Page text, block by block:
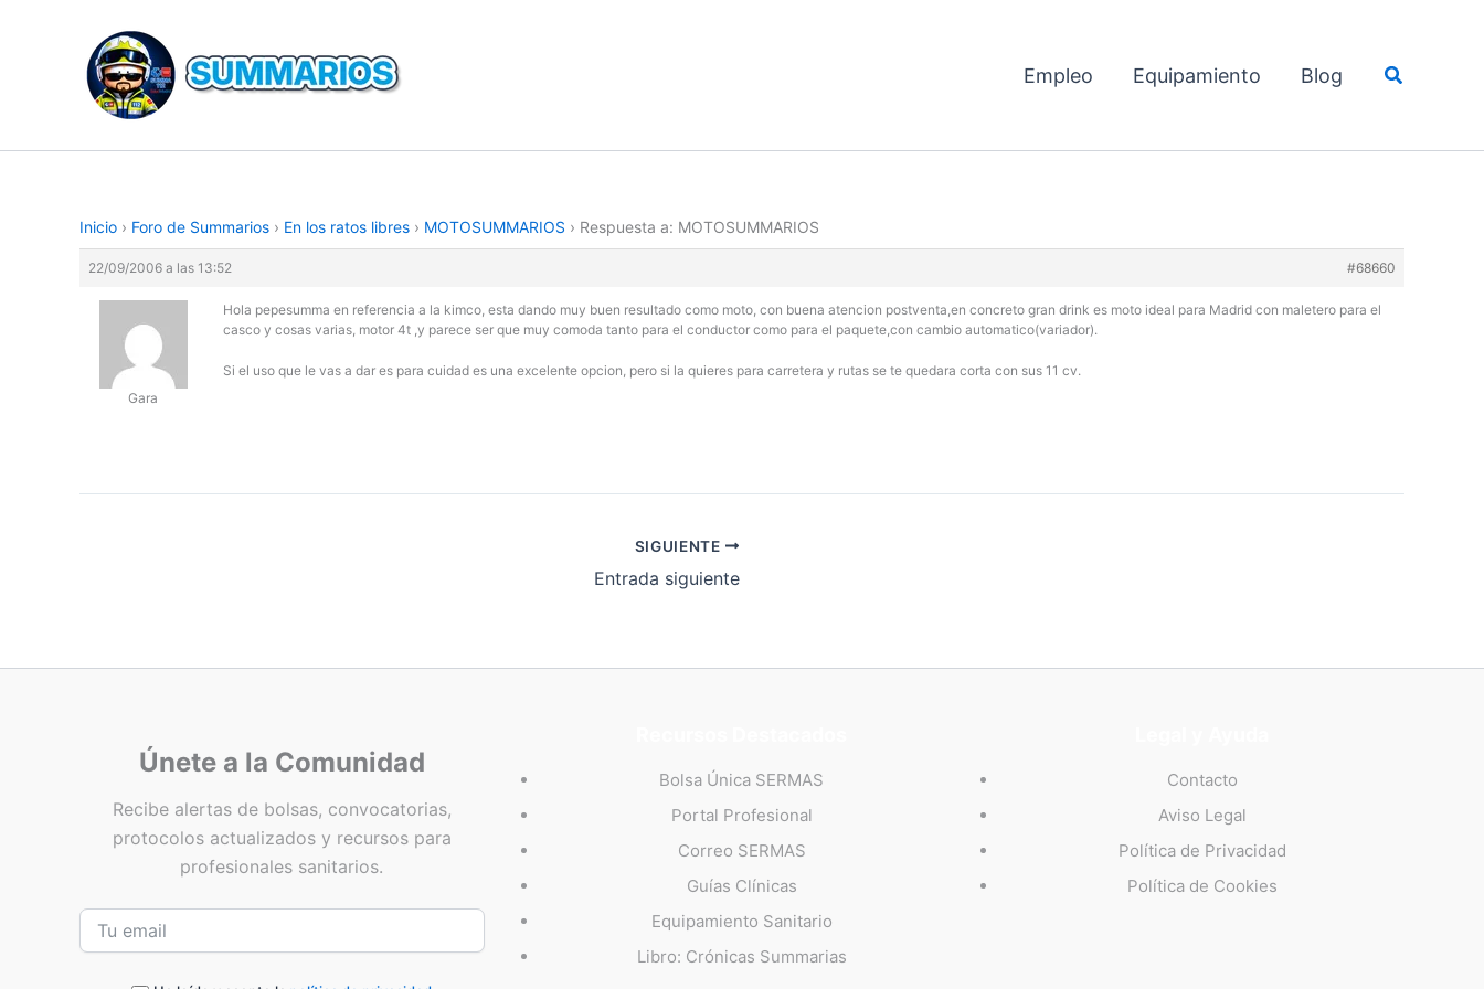
contenido
Empleo Equipamiento Blog Buscar
Inicio › Foro de Summarios › En los ratos libres › MOTOSUMMARIOS › Respuesta a: MOTOSUMMARIOS
22/09/2006 a las 13:52 #68660
Gara
Hola pepesumma en referencia a la kimco, esta dando muy buen resultado como moto, con buena atencion postventa,en concreto gran drink es moto ideal para Madrid con maletero para el
casco y cosas varias, motor 4t ,y parece ser que muy comoda tanto para el conductor como para el paquete,con cambio automatico(variador).
Si el uso que le vas a dar es para cuidad es una excelente opcion, pero si la quieres para carretera y rutas se te quedara corta con sus 11 cv.
SIGUIENTE
Entrada siguiente
Únete a la Comunidad
Recibe alertas de bolsas, convocatorias,
protocolos actualizados y recursos para
profesionales sanitarios.
Bolsa Única SERMAS
Portal Profesional
Correo SERMAS
Guías Clínicas
Equipamiento Sanitario
Libro: Crónicas Summarias
Contacto
Aviso Legal
Política de Privacidad
Política de Cookies